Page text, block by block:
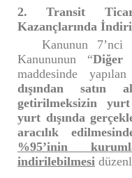
2. Transit
Kazançlarında
Kanunun 7’nci
Kanununun “Diğer
maddesinde
dışından satın
getirilmeksizin yurt
yurt dışında
aracılık
%95’inin
indirilebilmesi